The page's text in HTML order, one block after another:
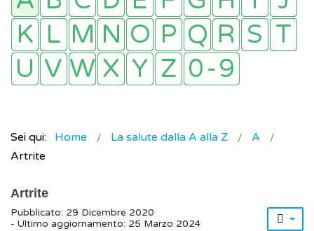
Sei qui: Home La salute dalla A alla Z
A
Artrite
Artrite
Pubblicato: 29 Dicembre 2020
- Ultimo aggiornamento: 25 Marzo 2024